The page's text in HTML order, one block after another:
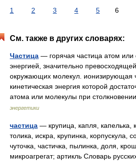
1 2 3 4 5 6
См. также в других словарях:
Частица — горячая частица атом
энергией, значительно
окружающих молекул. ионизирующая
кинетическая энергия которой
атома или молекулы при
энергетики
частица — крупица, капля, капелька,
толика, искра, крупинка, корпускула,
чуточка, частичка, пылинка, доля,
микроагрегат; артикль Словарь